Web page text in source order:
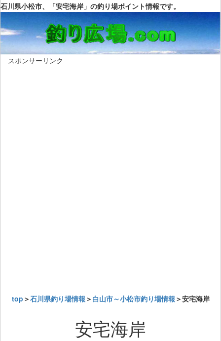
石川県小松市、「安宅海岸」の釣り場ポイント情報です。
スポンサーリンク
top ＞石川県釣り場情報 ＞ 白山市～小松市釣り場情報 ＞安宅海岸
安宅海岸